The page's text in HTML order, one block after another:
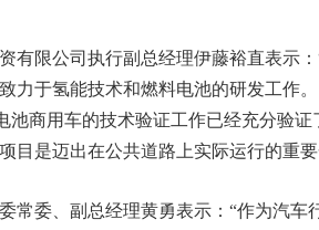
有限公司执行副总经理伊藤裕直表示：
力于氢能技术和燃料电池的研发工作
池商用车的技术验证工作已经充分验证
目是迈出在公共道路上实际运行的重
常委、副总经理黄勇表示：“作为汽车